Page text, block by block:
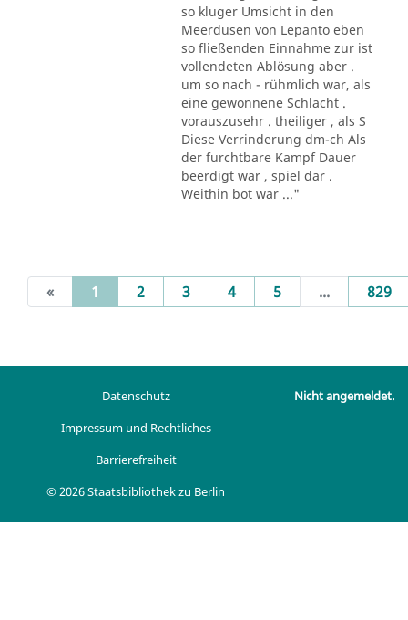
so kluger Umsicht in den
Meerdusen von Lepanto eben
so fließenden Einnahme zur ist
vollendeten Ablösung aber .
um so nach - rühmlich war, als
eine gewonnene Schlacht .
vorauszusehr . theiliger , als S
Diese Verrinderung dm-ch Als
der furchtbare Kampf Dauer
beerdigt war , spiel dar .
Weithin bot war ..."
« 1 (current)
2 3 4 5 ... 829
Datenschutz
Impressum und Rechtliches
Barrierefreiheit
© 2026 Staatsbibliothek zu Berlin
Nicht angemeldet.